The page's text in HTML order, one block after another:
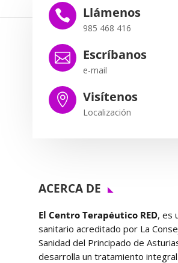
 Llámenos
985 468 416
 Escríbanos
e-mail
 Visítenos
Localización
ACERCA DE
El Centro Terapéutico RED, es
sanitario acreditado por La
Sanidad del Principado de
desarrolla un tratamiento